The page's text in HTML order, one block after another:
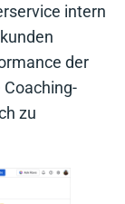
intern
der
zu